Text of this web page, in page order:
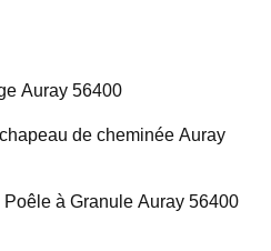
Auray 56400
de cheminée Auray
Poêle à Granule Auray 56400